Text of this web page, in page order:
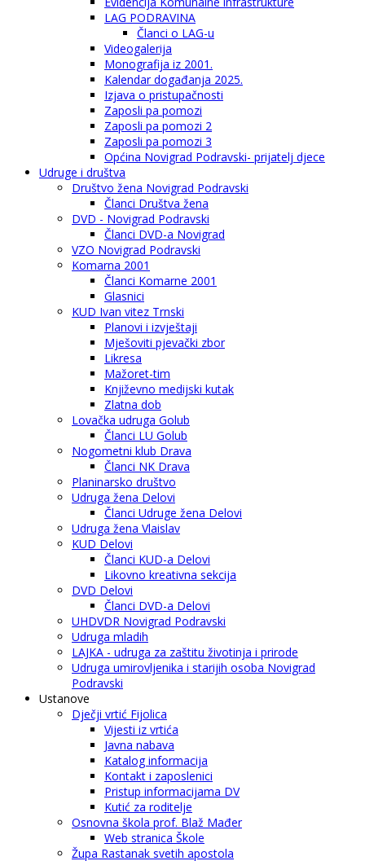
LAG PODRAVINA
Članci o LAG-u
Videogalerija
Monografija iz 2001.
Kalendar događanja 2025.
Izjava o pristupačnosti
Zaposli pa pomozi
Zaposli pa pomozi 2
Zaposli pa pomozi 3
Općina Novigrad Podravski- prijatelj djece
Udruge i društva
Društvo žena Novigrad Podravski
Članci Društva žena
DVD - Novigrad Podravski
Članci DVD-a Novigrad
VZO Novigrad Podravski
Komarna 2001
Članci Komarne 2001
Glasnici
KUD Ivan vitez Trnski
Planovi i izvještaji
Mješoviti pjevački zbor
Likresa
Mažoret-tim
Književno medijski kutak
Zlatna dob
Lovačka udruga Golub
Članci LU Golub
Nogometni klub Drava
Članci NK Drava
Planinarsko društvo
Udruga žena Delovi
Članci Udruge žena Delovi
Udruga žena Vlaislav
KUD Delovi
Članci KUD-a Delovi
Likovno kreativna sekcija
DVD Delovi
Članci DVD-a Delovi
UHDVDR Novigrad Podravski
Udruga mladih
LAJKA - udruga za zaštitu životinja i prirode
Udruga umirovljenika i starijih osoba Novigrad
Podravski
Ustanove
Dječji vrtić Fijolica
Vijesti iz vrtića
Javna nabava
Katalog informacija
Kontakt i zaposlenici
Pristup informacijama DV
Kutić za roditelje
Osnovna škola prof. Blaž Mađer
Web stranica Škole
Župa Rastanak svetih apostola